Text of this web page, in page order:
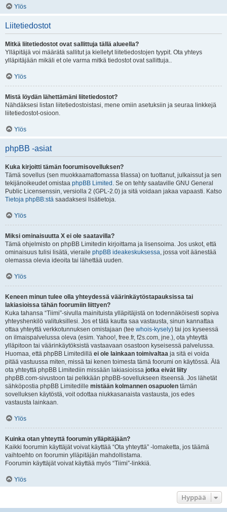
Ylös
Liitetiedostot
Mitkä liitetiedostot ovat sallittuja tällä alueella?
Ylläpitäjä voi määrätä sallitut ja kielletyt liitetiedostojen tyypit. Ota yhteys
ylläpitäjään mikäli et ole varma mitkä tiedostot ovat sallittuja..
Ylös
Mistä löydän lähettämäni liitetiedostot?
Nähdäksesi listan liitetiedostoistasi, mene omiin asetuksiin ja seuraa linkkejä
liitetiedostot-osioon.
Ylös
phpBB -asiat
Kuka kirjoitti tämän foorumisovelluksen?
Tämä sovellus (sen muokkaamattomassa tilassa) on tuottanut, julkaissut ja sen
tekijänoikeudet omistaa phpBB Limited . Se on tehty saataville GNU General
Public Licensenssin, versiolla 2 (GPL-2.0) ja sitä voidaan jakaa vapaasti. Katso
Tietoja phpBB:stä saadaksesi lisätietoja.
Ylös
Miksi ominaisuutta X ei ole saatavilla?
Tämä ohjelmisto on phpBB Limitedin kirjoittama ja lisensoima. Jos uskot, että
ominaisuus tulisi lisätä, vieraile phpBB ideakeskuksessa, jossa voit äänestää
olemassa olevia ideoita tai lähettää uuden.
Ylös
Keneen minun tulee olla yhteydessä väärinkäytöstapauksissa tai
lakiasioissa tähän foorumiin liittyen?
Kuka tahansa “Tiimi”-sivulla mainituista ylläpitäjistä on todennäköisesti sopiva
yhteyshenkilö valituksillesi. Jos et tätä kautta saa vastausta, sinun kannattaa
ottaa yhteyttä verkkotunnuksen omistajaan (tee whois-kysely) tai jos kyseessä
on ilmaispalvelussa oleva (esim. Yahoo!, free.fr, f2s.com, jne.), ota yhteyttä
ylläpitoon tai väärinkäytöksistä vastaavaan osastoon kyseisessä palvelussa.
Huomaa, että phpBB Limitedillä ei ole lainkaan toimivaltaa ja sitä ei voida
pitää vastuussa miten, missä tai kenen toimesta tämä foorumi on käytössä. Älä
ota yhteyttä phpBB Limitediin missään lakiasioissa jotka eivät liity
phpBB.com-sivustoon tai pelkkään phpBB-sovellukseen itseensä. Jos lähetät
sähköpostia phpBB Limitedille mistään kolmannen osapuolen tämän
sovelluksen käytöstä, voit odottaa niukkasanaista vastausta, jos edes
vastausta lainkaan.
Ylös
Kuinka otan yhteyttä foorumin ylläpitäjään?
Kaikki foorumin käyttäjät voivat käyttää “Ota yhteyttä” -lomaketta, jos täämä
vaihtoehto on foorumin ylläpitäjän mahdollistama.
Foorumin käyttäjät voivat käyttää myös “Tiimi”-linkkiä.
Ylös
Hyppää